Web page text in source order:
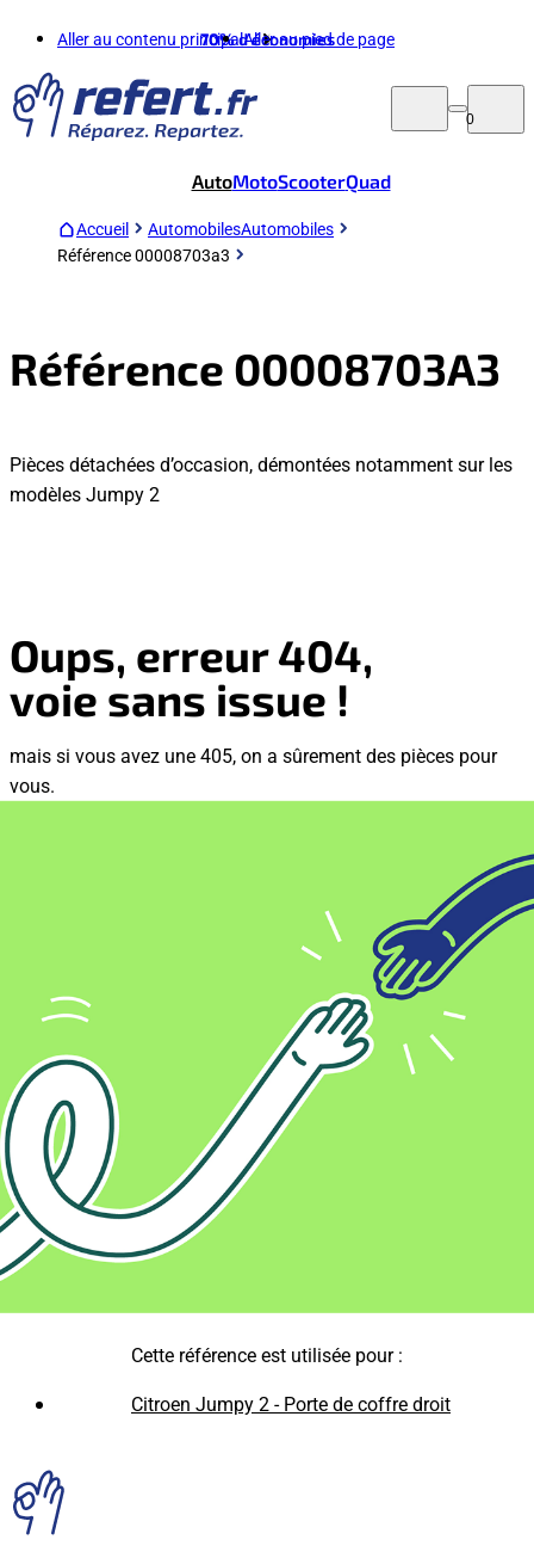
Aller au contenu principalAller au pied de page
70%d'économies
0
AutoMotoScooterQuad
Accueil AutomobilesAutomobiles
Référence 00008703a3
Référence 00008703A3
Pièces détachées d’occasion, démontées notamment sur les
modèles Jumpy 2
Oups, erreur 404,
voie sans issue !
mais si vous avez une 405, on a sûrement des pièces pour
vous.
Cette référence est utilisée pour :
Citroen Jumpy 2 - Porte de coffre droit